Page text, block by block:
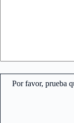
Por favor, prueba